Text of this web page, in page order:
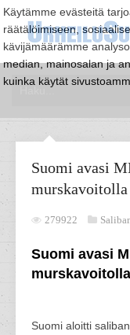
Käytämme evästeitä
räätälöimiseen,
kävijämäärämme
median, mainosalan ja
kuinka käytät
Suomi avasi
murskavoitolla
279922
Suomi avasi
murskavoitolla
Suomi aloitti